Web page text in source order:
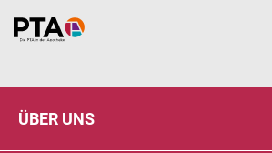
Home
ÜBER UNS